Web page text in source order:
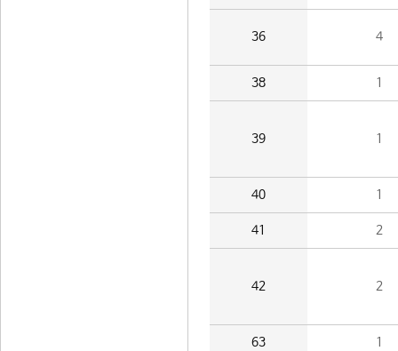
36 4
38 1
39 1
40 1
41 2
42 2
63 1